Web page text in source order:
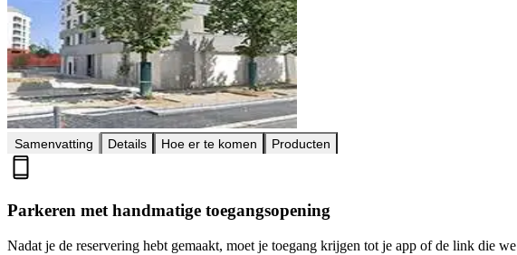
Samenvatting Details Hoe er te komen Producten
Parkeren met handmatige toegangsopening
Nadat je de reservering hebt gemaakt, moet je toegang krijgen tot je app of de link die